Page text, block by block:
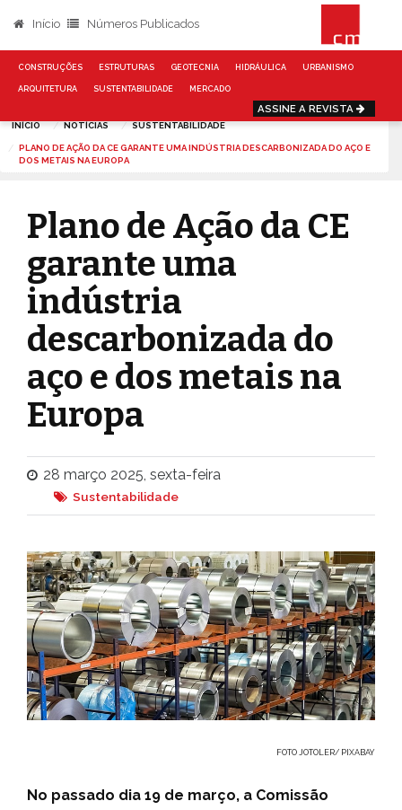
Início Números Publicados
CONSTRUÇÕES ESTRUTURAS GEOTECNIA HIDRÁULICA URBANISMO
ARQUITETURA SUSTENTABILIDADE MERCADO
ASSINE A REVISTA
INÍCIO NOTÍCIAS SUSTENTABILIDADE
PLANO DE AÇÃO DA CE GARANTE UMA INDÚSTRIA DESCARBONIZADA DO AÇO E
DOS METAIS NA EUROPA
Plano de Ação da CE
garante uma
indústria
descarbonizada do
aço e dos metais na
Europa
28 março 2025, sexta-feira
Sustentabilidade
FOTO JOTOLER/ PIXABAY
No passado dia 19 de março, a Comissão